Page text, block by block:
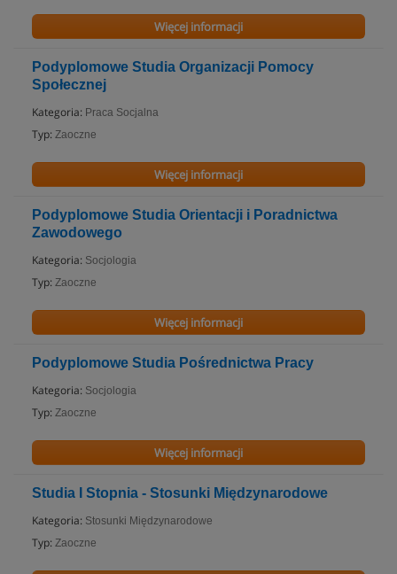
Więcej informacji
Podyplomowe Studia Organizacji Pomocy
Społecznej
Kategoria: Praca Socjalna
Typ: Zaoczne
Więcej informacji
Podyplomowe Studia Orientacji i Poradnictwa
Zawodowego
Kategoria: Socjologia
Typ: Zaoczne
Więcej informacji
Podyplomowe Studia Pośrednictwa Pracy
Kategoria: Socjologia
Typ: Zaoczne
Więcej informacji
Studia I Stopnia - Stosunki Międzynarodowe
Kategoria: Stosunki Międzynarodowe
Typ: Zaoczne